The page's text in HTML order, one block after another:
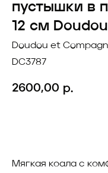
пустышки в
12 см
Doudou et
DC3787
2600,00 р.
Мягкая коала с